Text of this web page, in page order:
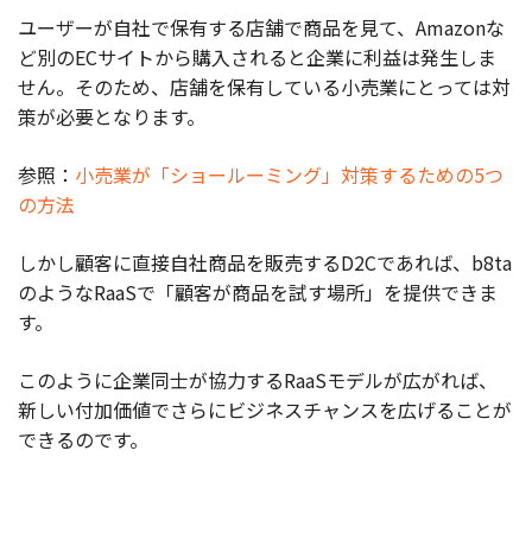
ユーザーが自社で保有する店舗で商品を見て、Amazonな
ど別のECサイトから購入されると企業に利益は発生しま
せん。そのため、店舗を保有している小売業にとっては対
策が必要となります。
参照： 小売業が「ショールーミング」対策するための5つ
の方法
しかし顧客に直接自社商品を販売するD2Cであれば、b8ta
のようなRaaSで「顧客が商品を試す場所」を提供できま
す。
このように企業同士が協力するRaaSモデルが広がれば、
新しい付加価値でさらにビジネスチャンスを広げることが
できるのです。